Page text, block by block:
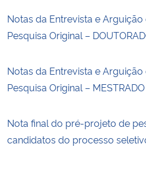
Planalto
Notas da Entrevista e
Pesquisa Original –
Notas da Entrevista e
Pesquisa Original – MESTRADO
Nota final do pré-projeto de
candidatos do processo